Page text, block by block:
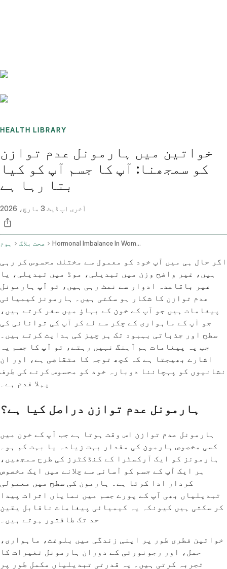
HEALTH LIBRARY
خواتین میں ہارمونل عدم توازن
کو سمجھنا: آپ کا جسم آپ کو کیا
بتا رہا ہے
آخری اپ ڈیٹ 3 مارچ، 2026
ہوم صحت بلاگ Hormonal Imbalance In Women Symptoms And Recommendations
اگر حال ہی میں آپ خود کو معمول سے مختلف محسوس کر رہی
ہیں، غیر واضح وزن میں تبدیلی، موڈ میں تبدیلی، یا
غیر باقاعدہ ادوار سے نمٹ رہی ہیں، تو آپ ہارمونل
عدم توازن کا شکار ہو سکتی ہیں۔ ہارمونز کیمیائی
پیغامات ہیں جو آپ کے خون کے بہاؤ میں سفر کرتے ہیں،
جو آپ کے ماہواری کے چکر سے لے کر آپ کی توانائی کی
سطح اور جذباتی بہبود تک ہر چیز کی ہدایت کرتے ہیں۔
جب یہ پیغامات ہم آہنگ نہیں رہتے، تو آپ کا جسم یہ
اشارے بھیجتا ہے کہ کچھ توجہ کا متقاضی ہے، اور ان
نشانیوں کو پہچاننا دوبارہ خود کو محسوس کرنے کی طرف
پہلا قدم ہے۔
ہارمونل عدم توازن دراصل کیا ہے؟
ہارمونل عدم توازن اس وقت ہوتا ہے جب آپ کے خون میں
کسی مخصوص ہارمون کی مقدار بہت زیادہ یا بہت کم ہو۔
ہارمونز کو ایک آرکسٹرا کے کنڈکٹرز کی طرح سمجھیں،
ہر ایک آپ کے جسم کو آسانی سے چلانے میں ایک مخصوص
کردار ادا کرتا ہے۔ ہارمون کی سطح میں معمولی
تبدیلیاں بھی آپ کے پورے جسم میں نمایاں اثرات پیدا
کر سکتی ہیں کیونکہ یہ کیمیائی پیغامات ناقابل یقین
حد تک طاقتور ہوتے ہیں۔
خواتین فطری طور پر اپنی زندگی میں بلوغت، ماہواری،
حمل، اور رجونورتی کے دوران ہارمونل تغیرات کا
تجربہ کرتی ہیں۔ یہ قدرتی تبدیلیاں مکمل طور پر